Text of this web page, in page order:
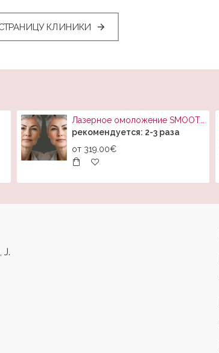
КЛИНИКИ
рекомендуется: 2-3 раза
от 319.00€
J.